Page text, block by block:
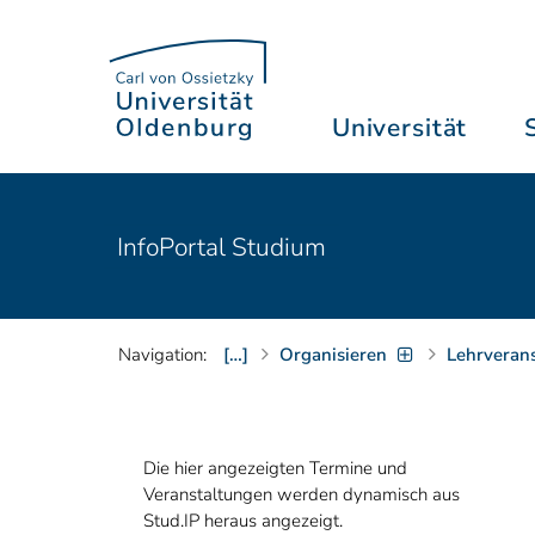
Universität
InfoPortal Studium
Navigation: […] Organisieren
Die hier angezeigten Termine und
Veranstaltungen werden dynamisch aus
Stud.IP heraus angezeigt.